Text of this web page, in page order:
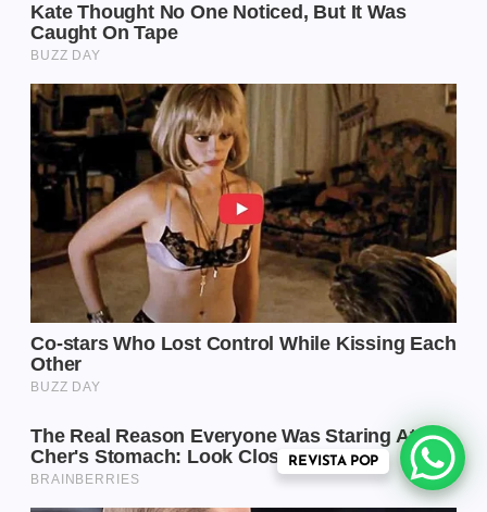
REVISTA POP